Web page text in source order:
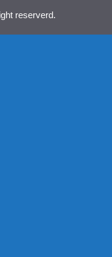
reserverd.